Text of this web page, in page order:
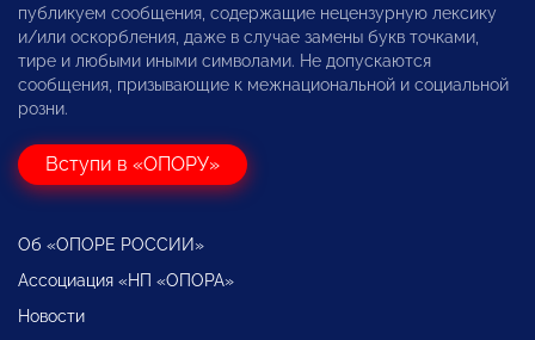
публикуем сообщения, содержащие нецензурную лексику
и/или оскорбления, даже в случае замены букв точками,
тире и любыми иными символами. Не допускаются
сообщения, призывающие к межнациональной и социальной
розни.
Вступи в «ОПОРУ»
Об «ОПОРЕ РОССИИ»
Ассоциация «НП «ОПОРА»
Новости